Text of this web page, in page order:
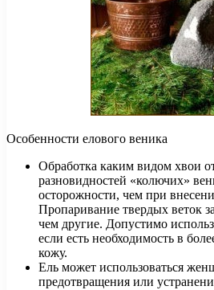
Особенности елового веника
Обработка каким видом хвои
разновидностей «колючих»
осторожности, чем при
Пропаривание твердых веток
чем другие. Допустимо
если есть необходимость в
кожу.
Ель может использоваться
предотвращения или